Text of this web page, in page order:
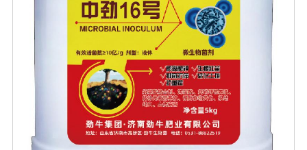
本品内含大量有益活菌，不可与杀菌剂混合使用，用过农
药 的喷雾器一定要认真清洗后在喷菌剂。 2.本品如与化肥
混用，要现混现用。【贮 存】于阴凉干燥处保存，避免
阳光直射和雨淋【保 质 期】24个月